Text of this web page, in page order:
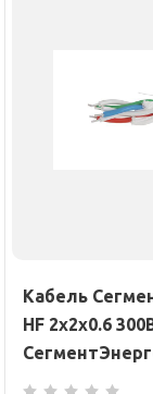
Кабель
HF 2х2х0.6